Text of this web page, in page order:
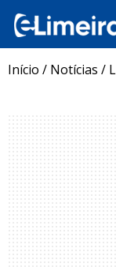
Início / Notícias /